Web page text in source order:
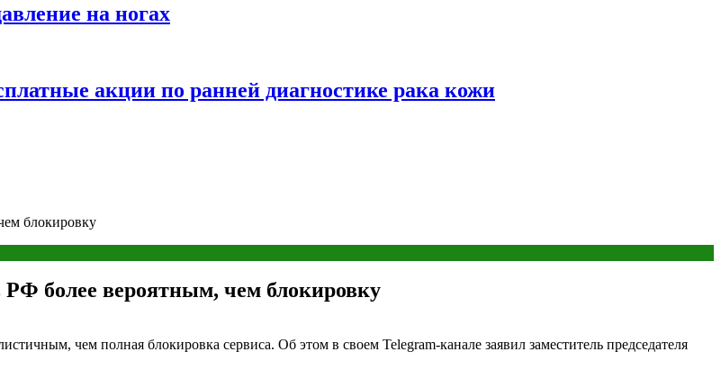
на ногах
акции по ранней диагностике рака кожи
блокировку
РФ более вероятным, чем блокировку
чем полная блокировка сервиса. Об этом в своем Telegram-канале заявил заместитель председателя